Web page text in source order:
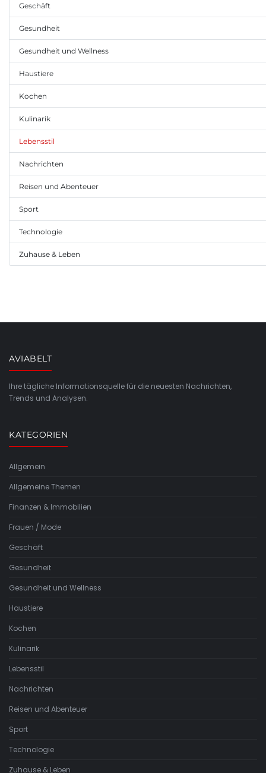
Geschäft
Gesundheit
Gesundheit und Wellness
Haustiere
Kochen
Kulinarik
Lebensstil
Nachrichten
Reisen und Abenteuer
Sport
Technologie
Zuhause & Leben
AVIABELT
Ihre tägliche Informationsquelle für die neuesten Nachrichten,
Trends und Analysen.
KATEGORIEN
Allgemein
Allgemeine Themen
Finanzen & Immobilien
Frauen / Mode
Geschäft
Gesundheit
Gesundheit und Wellness
Haustiere
Kochen
Kulinarik
Lebensstil
Nachrichten
Reisen und Abenteuer
Sport
Technologie
Zuhause & Leben